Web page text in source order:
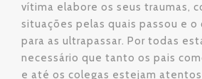
vítima elabore os seus traumas,
situações pelas quais passou e
para as ultrapassar. Por todas
necessário que tanto os pais
e até os colegas estejam